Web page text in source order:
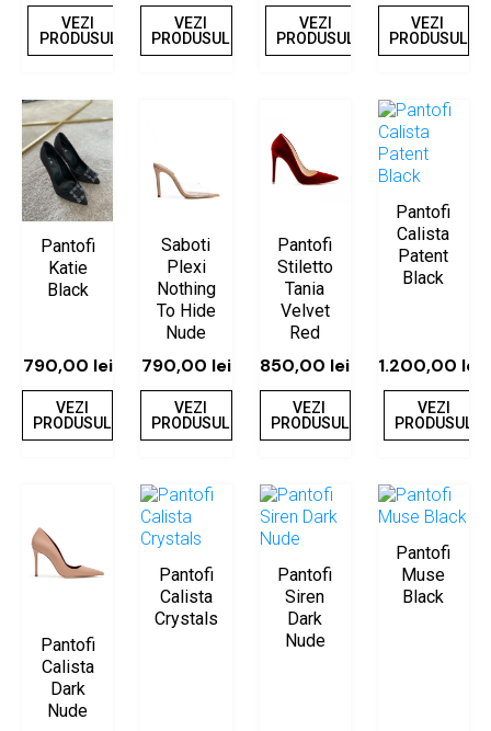
VEZI
PRODUSUL
VEZI
PRODUSUL
VEZI
PRODUSUL
VEZI
PRODUSUL
Pantofi
Katie
Black
790,00 lei
VEZI
PRODUSUL
Saboti
Plexi
Nothing
To Hide
Nude
790,00 lei
VEZI
PRODUSUL
Pantofi
Stiletto
Tania
Velvet
Red
850,00 lei
VEZI
PRODUSUL
Pantofi
Calista
Patent
Black
1.200,00 lei
VEZI
PRODUSUL
Pantofi
Calista
Dark
Nude
Pantofi
Calista
Crystals
Pantofi
Siren
Dark
Nude
Pantofi
Muse
Black